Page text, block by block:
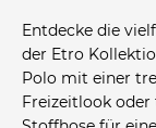
Entdecke die
der Etro
Polo mit einer
Freizeitlook oder